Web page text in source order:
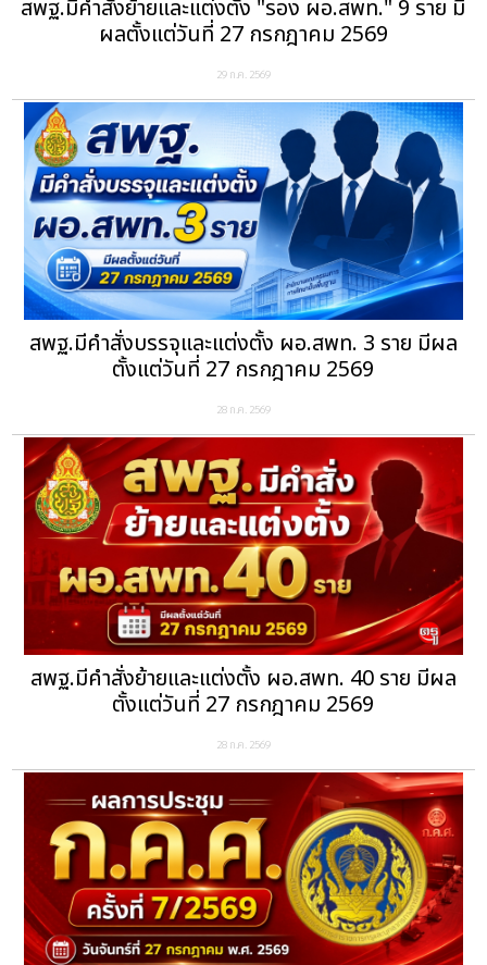
สพฐ.มีคำสั่งย้ายและแต่งตั้ง "รอง ผอ.สพท." 9 ราย มี
ผลตั้งแต่วันที่ 27 กรกฎาคม 2569
29 ก.ค. 2569
สพฐ.มีคำสั่งบรรจุและแต่งตั้ง ผอ.สพท. 3 ราย มีผล
ตั้งแต่วันที่ 27 กรกฎาคม 2569
28 ก.ค. 2569
สพฐ.มีคำสั่งย้ายและแต่งตั้ง ผอ.สพท. 40 ราย มีผล
ตั้งแต่วันที่ 27 กรกฎาคม 2569
28 ก.ค. 2569